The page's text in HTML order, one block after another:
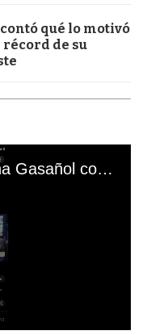
qué lo motivó
de su
El mal momento de Yanina Gasañol con un hincha argentino en "Subrayado"